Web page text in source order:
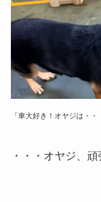
「車大好き！オヤジは・
・・・オヤジ、頑